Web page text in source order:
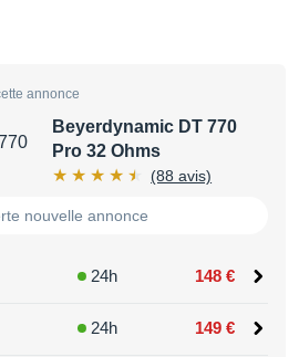
annonce
Beyerdynamic DT 770
Pro 32 Ohms
(88 avis)
nouvelle annonce
24h 148 €
24h 149 €